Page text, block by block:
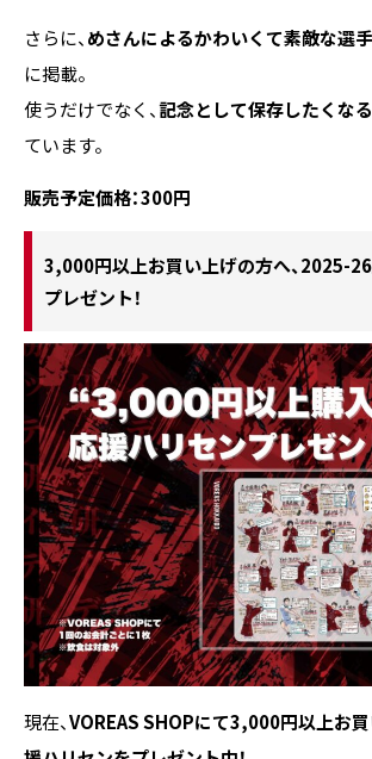
さらに、 めさんによるかわいくて素敵な選
に掲載。
使うだけでなく、記念として保存したくな
ています。
販売予定価格：300円
3,000円以上お買い上げの方へ、2025-
プレゼント！
現在、VOREAS SHOPにて3,000円以上お買